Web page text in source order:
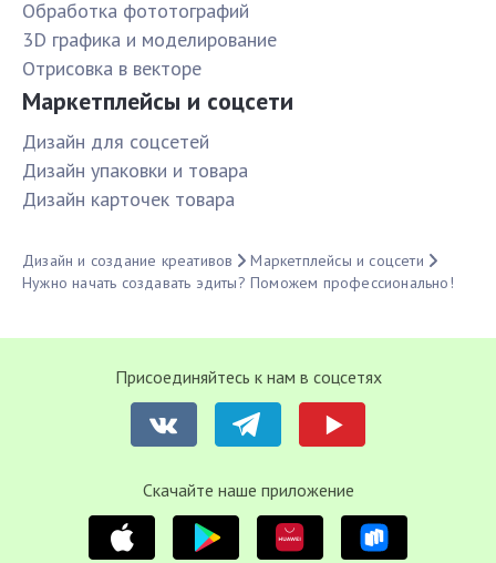
Обработка фототографий
3D графика и моделирование
Отрисовка в векторе
Маркетплейсы и соцсети
Дизайн для соцсетей
Дизайн упаковки и товара
Дизайн карточек товара
Дизайн и создание креативов
Маркетплейсы и соцсети
Нужно начать создавать эдиты? Поможем профессионально!
Присоединяйтесь к нам в соцсетях
Cкачайте наше приложение